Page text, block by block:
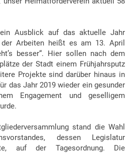
Ausblick auf das aktuelle Jahr
Arbeiten heißt es am 13. April
besser“. Hier sollen nach dem
der Stadt einem Frühjahrsputz
Projekte sind darüber hinaus in
das Jahr 2019 wieder ein gesunder
Engagement und geselligem
stand die Wahl
dessen Legislatur
auf der Tagesordnung. Die